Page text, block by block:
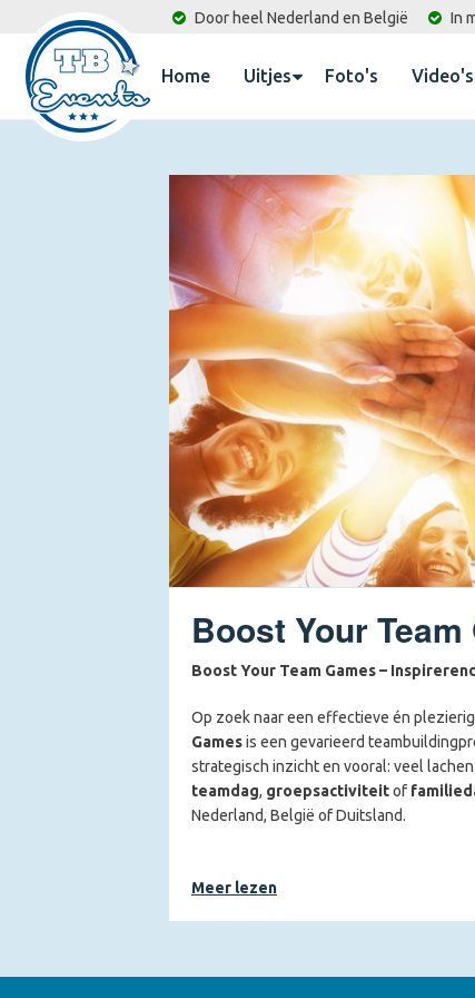
Door heel Nederland en België In
Home Uitjes Foto's Video's
Boost Your Team
Boost Your Team Games –
Op zoek naar een effectieve én
Gamesis een gevarieerd
strategisch inzicht en vooral: veel
teamdag, groepsactiviteitof
Nederland, België of Duitsland.
Meer lezen